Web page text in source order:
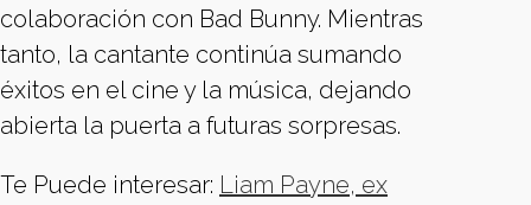
colaboración con Bad Bunny. Mientras
tanto, la cantante continúa sumando
éxitos en el cine y la música, dejando
abierta la puerta a futuras sorpresas.
Te Puede interesar: Liam Payne, ex